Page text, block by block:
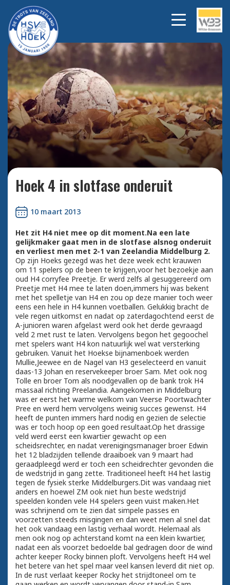
Bekijk alle foto's
Hoek 4 in slotfase onderuit
10 maart 2013
Het zit H4 niet mee op dit moment.Na een late
gelijkmaker gaat men in de slotfase alsnog onderuit
en verliest men met 2-1 van Zeelandia Middelburg 2.
Op zijn Hoeks gezegd was het deze week echt krauwen
om 11 spelers op de been te krijgen,voor het bezoekje aan
oud H4 corryfee Preetje. Er werd zelfs al gesuggereerd om
Preetje met H4 mee te laten doen,immers hij was bekent
met het spelletje van H4 en zou op deze manier toch weer
eens een hele in H4 kunnen voetballen. Gelukkig bracht de
vele regen uitkomst en nadat op zaterdagochtend eerst de
A-junioren waren afgelast werd ook het derde gevraagd
veld 2 met rust te laten. Vervolgens begon het gegoochel
met spelers want H4 kon natuurlijk wel wat versterking
gebruiken. Vanuit het Hoekse bijnamenboek werden
Mullie,Jeewee en de Nagel van H3 geselecteerd en vanuit
daas-13 Johan en reservekeeper broer Sam. Met ook nog
Tolle en broer Tom als noodgevallen op de bank trok H4
massaal richting Preelandia. Aangekomen in Middelburg
was er eerst het warme welkom van Veerse Poortwachter
Pree en werd hem vervolgens weinig succes gewenst. H4
heeft de punten immers hard nodig en gezien de selectie
was er toch hoop op een goed resultaat.Op het drassige
veld werd eerst een kwartier gewacht op een
scheidsrechter, en nadat verenigingsmanager broer Edwin
het 12 bladzijden tellende draaiboek van 9 maart had
geraadpleegd werd er toch een scheidrechter gevonden die
de wedstrijd in gang zette. Traditioneel heeft H4 het lastig
tegen de fysiek sterke Middelburgers.Dit was vandaag niet
anders en hoewel ZM ook niet hun beste wedstrijd
speelden konden vele H4 spelers geen vuist maken.Het
was schrijnend om te zien dat simpele passes en
voorzetten steeds misgingen en dan weet men al snel dat
het ook vandaag een lastig verhaal wordt. Helemaal als
men ook nog op achterstand komt na een klein kwartier,
nadat een als voorzet bedoelde bal gedragen door de wind
achter keeper Rocky binnen ploft. Vervolgens heeft H4 wel
het betere van het spel maar veel kansen leverd dit niet op.
In de rust verlaat keeper Rocky het strijdtoneel om te